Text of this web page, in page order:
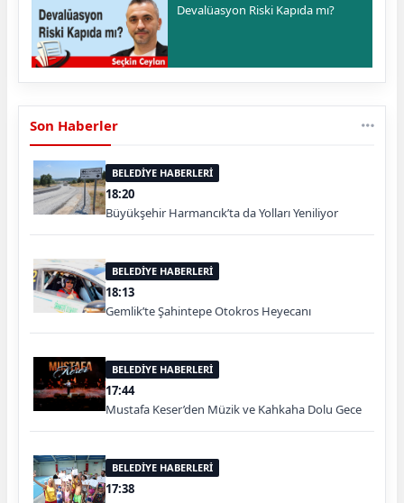
Devalüasyon Riski Kapıda mı?
Son Haberler
BELEDİYE HABERLERİ
18:20
Büyükşehir Harmancık’ta da Yolları Yeniliyor
BELEDİYE HABERLERİ
18:13
Gemlik’te Şahintepe Otokros Heyecanı
BELEDİYE HABERLERİ
17:44
Mustafa Keser’den Müzik ve Kahkaha Dolu Gece
BELEDİYE HABERLERİ
17:38